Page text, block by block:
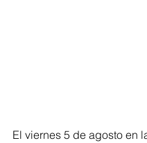
El viernes 5 de agosto en